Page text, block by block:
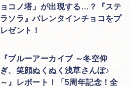
ョコノ塔」が出現する…？『ステ
ラソラ』バレンタインチョコをプ
レゼント！
『ブルーアーカイブ ～冬空仰
ぎ、笑顔ぬくぬく浅草さんぽ♪
～』レポート！「5周年記念！全